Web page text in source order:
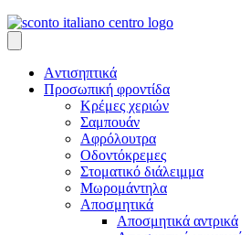
Aντισηπτικά
Προσωπική φροντίδα
Κρέμες χεριών
Σαμπουάν
Αφρόλουτρα
Οδοντόκρεμες
Στοματικό διάλειμμα
Μωρομάντηλα
Αποσμητικά
Αποσμητικά αντρικά